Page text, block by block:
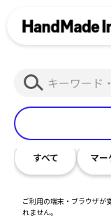
Photo
検
索
すべて マー
ご利用の端末・ブラウザが
れません。